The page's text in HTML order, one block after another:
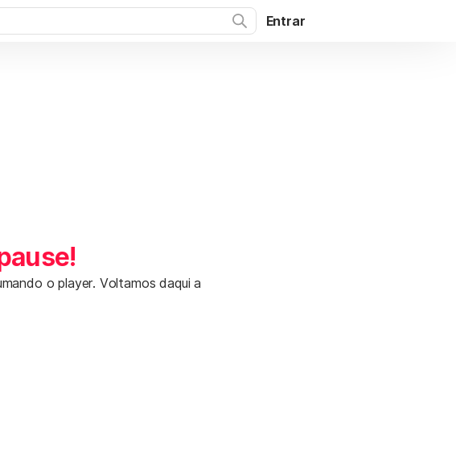
Entrar
o player. Voltamos daqui a